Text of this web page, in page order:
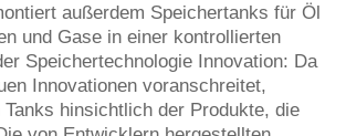
außerdem Speichertanks für Öl
und Gase in einer kontrollierten
Speichertechnologie Innovation: Da
Innovationen voranschreitet,
hinsichtlich der Produkte, die